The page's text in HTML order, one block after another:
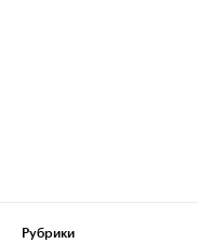
Рубрики